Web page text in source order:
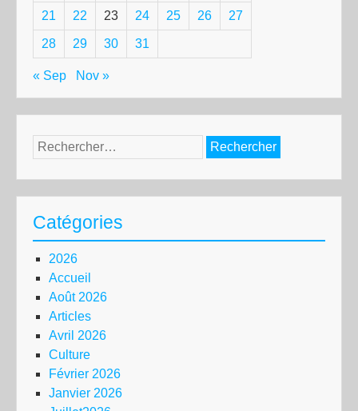
21 22 23 24 25 26 27
28 29 30 31
« Sep Nov »
Rechercher :
Catégories
2026
Accueil
Août 2026
Articles
Avril 2026
Culture
Février 2026
Janvier 2026